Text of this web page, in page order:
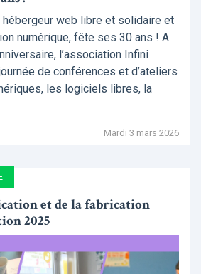
hébergeur web libre et solidaire et
numérique, fête ses 30 ans ! A
l’association Infini
de conférences et d’ateliers
les logiciels libres, la
Mardi 3 mars 2026
et de la fabrication
2025